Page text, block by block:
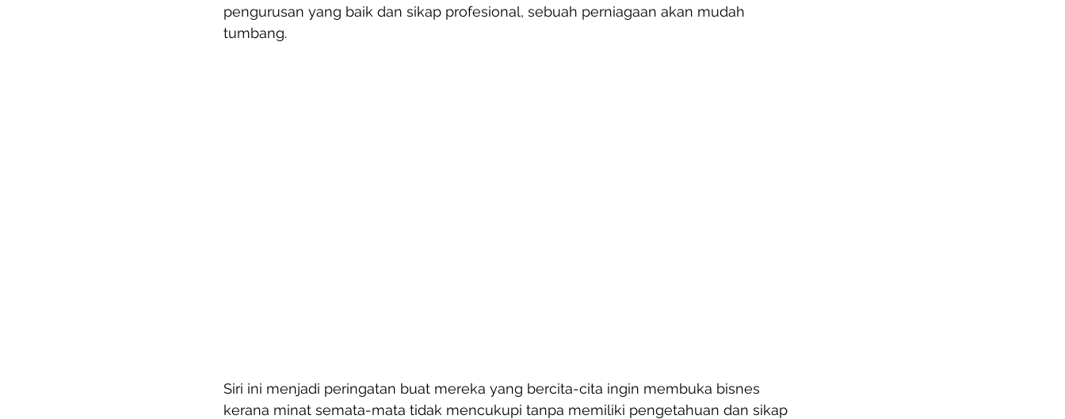
pengurusan yang baik dan sikap profesional, sebuah perniagaan akan mudah
tumbang.
Siri ini menjadi peringatan buat mereka yang bercita-cita ingin membuka bisnes
kerana minat semata-mata tidak mencukupi tanpa memiliki pengetahuan dan sikap